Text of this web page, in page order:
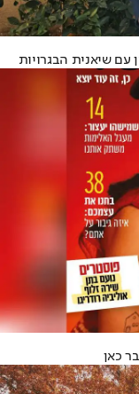
עם שיאנית הבגרויות
כאן